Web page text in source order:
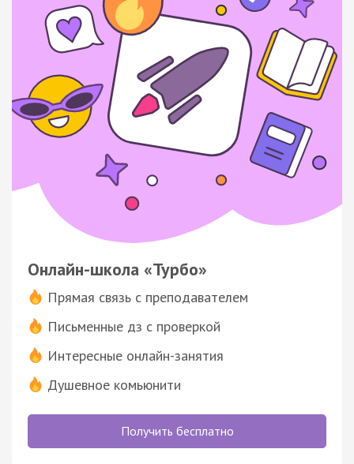
Онлайн-школа «Турбо»
Прямая связь с преподавателем
Письменные дз с проверкой
Интересные онлайн-занятия
Душевное комьюнити
Получить бесплатно